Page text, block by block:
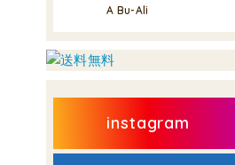
A Bu-Ali
instagram